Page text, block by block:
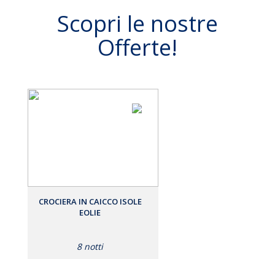
Scopri le nostre
Offerte!
CROCIERA IN CAICCO ISOLE
EOLIE
8 notti